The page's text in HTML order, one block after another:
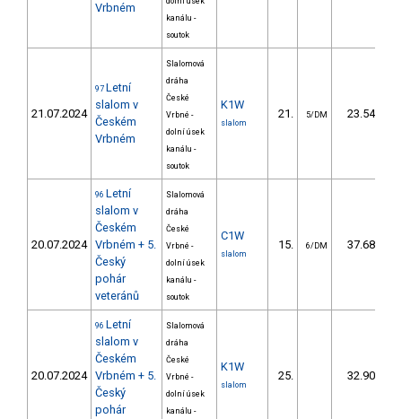
Vrbném
kanálu -
soutok
21.07.2024
97 Letní
slalom v
Českém
Vrbném
Slalomová
dráha
České
Vrbné -
dolní úsek
kanálu -
soutok
K1W
slalom
21. 5/DM 23.54
20.07.2024
96 Letní
slalom v
Českém
Vrbném + 5.
Český
pohár
veteránů
Slalomová
dráha
České
Vrbné -
dolní úsek
kanálu -
soutok
C1W
slalom
15. 6/DM 37.68
20.07.2024
96 Letní
slalom v
Českém
Vrbném + 5.
Český
pohár
Slalomová
dráha
České
Vrbné -
dolní úsek
kanálu -
K1W
slalom
25. 32.90